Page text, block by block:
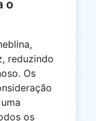
o
reduzindo
Os
os